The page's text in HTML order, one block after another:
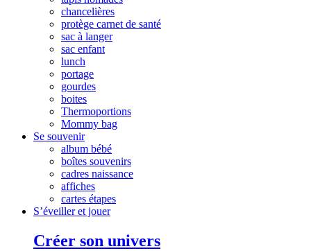
chancelières
protège carnet de santé
sac à langer
sac enfant
lunch
portage
gourdes
boites
Thermoportions
Mommy bag
Se souvenir
album bébé
boîtes souvenirs
cadres naissance
affiches
cartes étapes
S’éveiller et jouer
Créer son univers